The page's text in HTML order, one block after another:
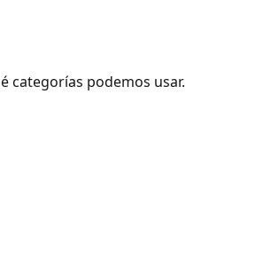
categorías podemos usar.